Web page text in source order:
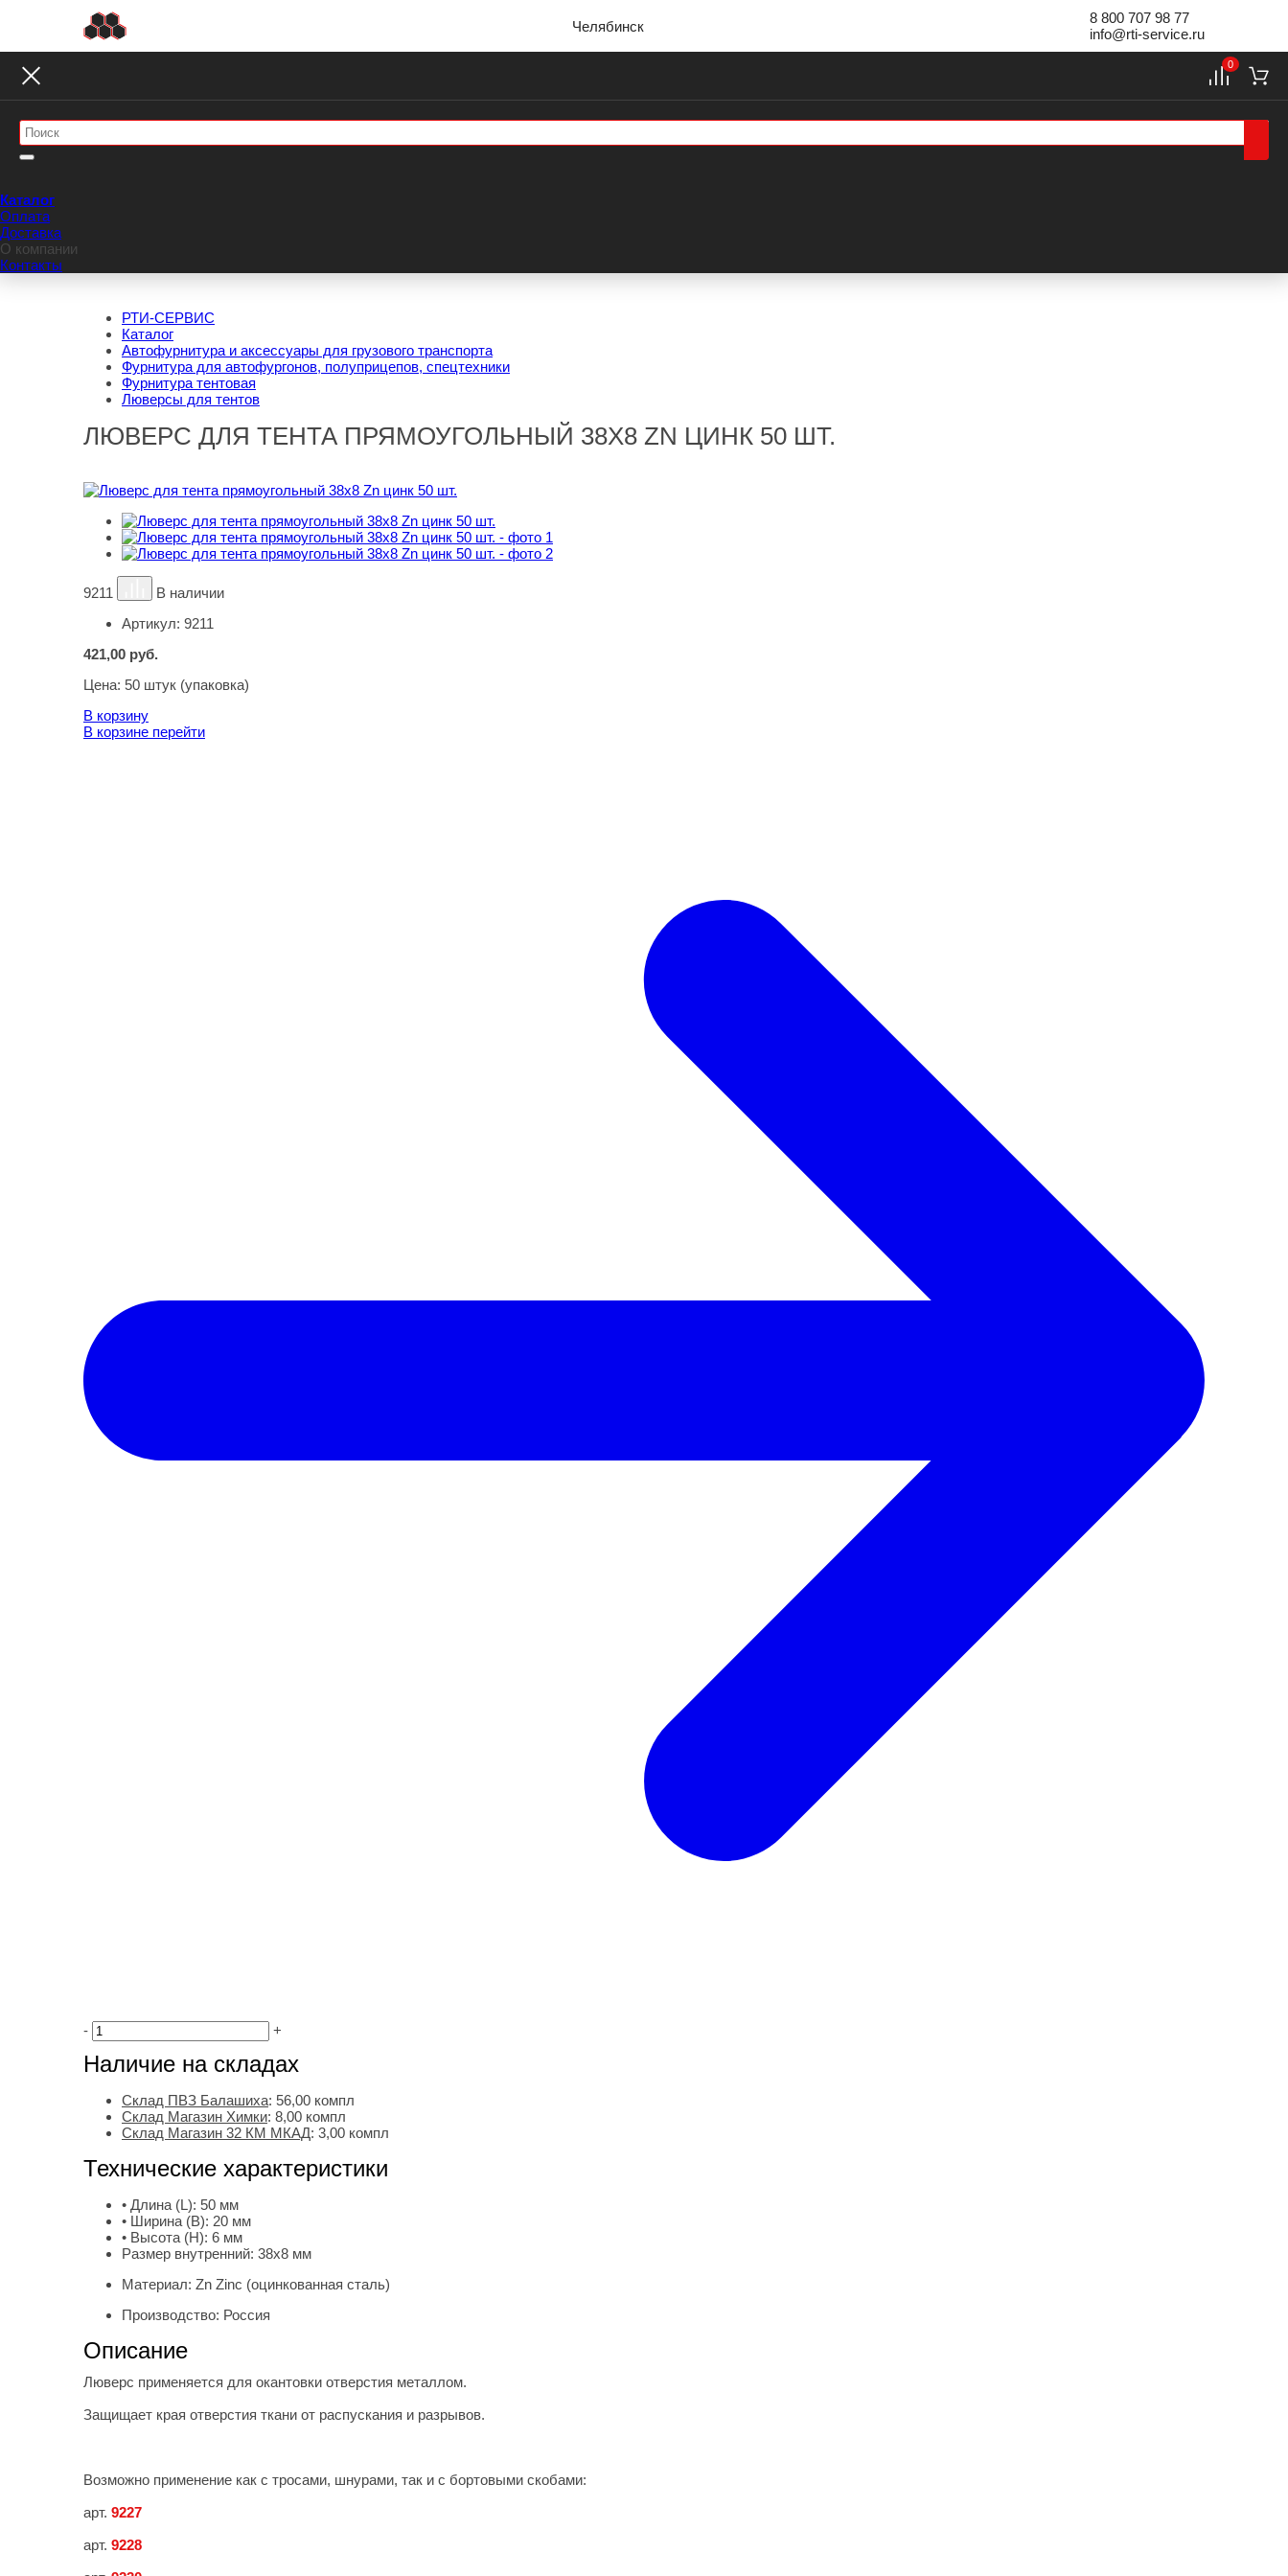
Челябинск
8 800 707 98 77
info@rti-service.ru
Каталог
Оплата
Доставка
О компании
Контакты
0
РТИ-СЕРВИС
Каталог
Автофурнитура и аксессуары для грузового транспорта
Фурнитура для автофургонов, полуприцепов, спецтехники
Фурнитура тентовая
Люверсы для тентов
ЛЮВЕРС ДЛЯ ТЕНТА ПРЯМОУГОЛЬНЫЙ 38Х8 ZN ЦИНК 50 ШТ.
9211
В наличии
Артикул: 9211
421,00 руб.
Цена: 50 штук (упаковка)
В корзину
В корзине перейти
- +
Наличие на складах
Склад ПВЗ Балашиха: 56,00 компл
Склад Магазин Химки: 8,00 компл
Склад Магазин 32 КМ МКАД: 3,00 компл
Технические характеристики
• Длина (L): 50 мм
• Ширина (B): 20 мм
• Высота (H): 6 мм
Размер внутренний: 38х8 мм
Материал: Zn Zinc (оцинкованная сталь)
Производство: Россия
Описание
Люверс применяется для окантовки отверстия металлом.
Защищает края отверстия ткани от распускания и разрывов.
Возможно применение как с тросами, шнурами, так и с бортовыми скобами:
арт. 9227
арт. 9228